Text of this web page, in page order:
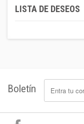
LISTA DE DESEOS
Boletín